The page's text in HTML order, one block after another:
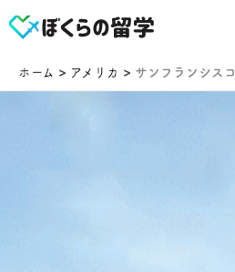
容
キ
ホーム アメリカ サンフランシスコ